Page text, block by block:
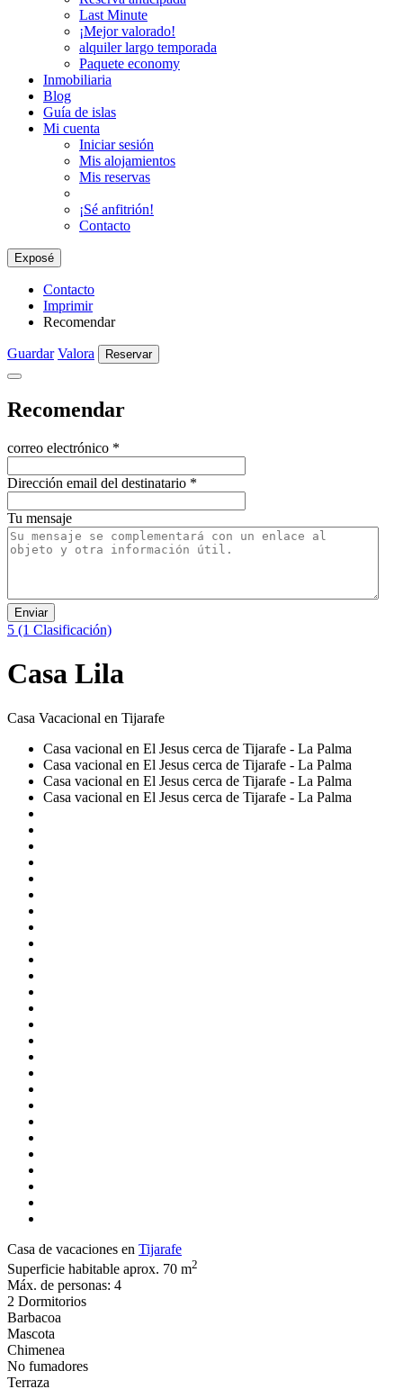
Last Minute
¡Mejor valorado!
alquiler largo temporada
Paquete economy
Inmobiliaria
Blog
Guía de islas
Mi cuenta
Iniciar sesión
Mis alojamientos
Mis reservas
¡Sé anfitrión!
Contacto
Exposé
Contacto
Imprimir
Recomendar
Guardar Valora Reservar
Recomendar
correo electrónico *
Dirección email del destinatario *
Tu mensaje
Enviar
5 (1 Clasificación)
Casa Lila
Casa Vacacional en Tijarafe
Casa vacional en El Jesus cerca de Tijarafe - La Palma
Casa vacional en El Jesus cerca de Tijarafe - La Palma
Casa vacional en El Jesus cerca de Tijarafe - La Palma
Casa vacional en El Jesus cerca de Tijarafe - La Palma
Casa de vacaciones en Tijarafe
Superficie habitable aprox. 70 m2
Máx. de personas: 4
2 Dormitorios
Barbacoa
Mascota
Chimenea
No fumadores
Terraza